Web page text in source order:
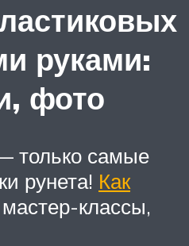
руками:
фото
только самые
рунета! Как
мастер-классы,